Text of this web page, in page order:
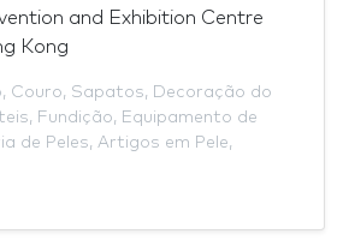
and Exhibition Centre
Kong
, Couro, Sapatos, Decoração do
, Fundição, Equipamento de
de Peles, Artigos em Pele,